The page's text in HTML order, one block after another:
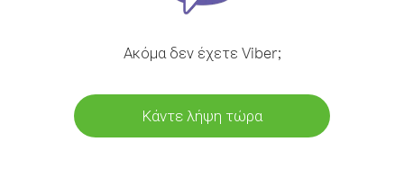
Ακόμα δεν έχετε Viber;
Κάντε λήψη τώρα